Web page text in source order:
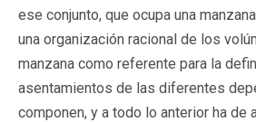
ese conjunto, que ocupa una
una organización racional de los
manzana como referente para la
asentamientos de las diferentes
componen, y a todo lo anterior ha de